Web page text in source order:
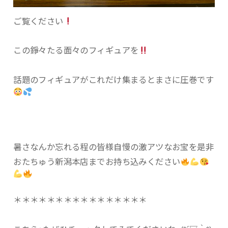
ご覧ください
この錚々たる面々のフィギュアを
話題のフィギュアがこれだけ集まるとまさに圧巻です
暑さなんか忘れる程の皆様自慢の激アツなお宝を是非
おたちゅう新潟本店までお持ち込みください
＊＊＊＊＊＊＊＊＊＊＊＊＊＊＊＊